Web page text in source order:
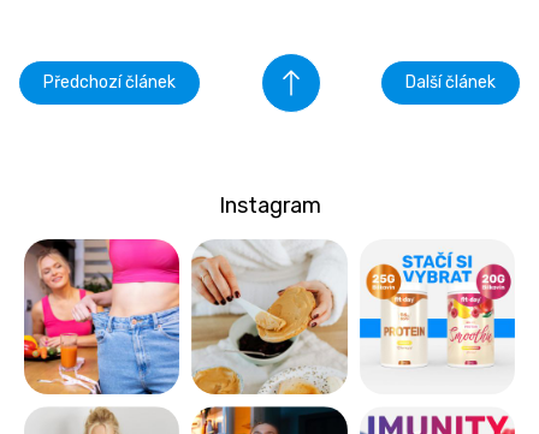
Předchozí článek Další článek
Instagram